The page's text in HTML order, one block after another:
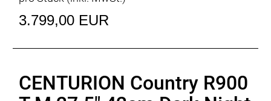
Schloss: Rahmenschloss ABUS PRO AMPARO 4750
: BOSCH Performance Line PX
Ladegerät
: BOSCH Standard Charger * 4 Ampere
3.799,00 EUR
CENTURION Country R900